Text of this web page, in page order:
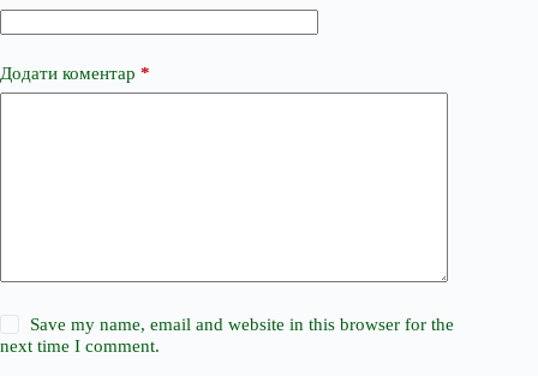
Додати коментар *
Save my name, email and website in this browser for the
next time I comment.